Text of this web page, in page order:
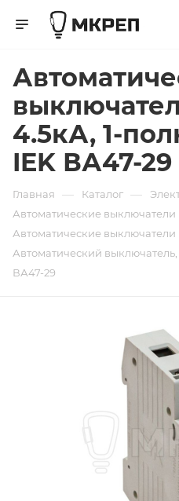
4.5кА, 1-
IEK ВА47-29
Главная — Каталог —
Автоматические
Автоматические выключатели
Автоматический
ВА47-29